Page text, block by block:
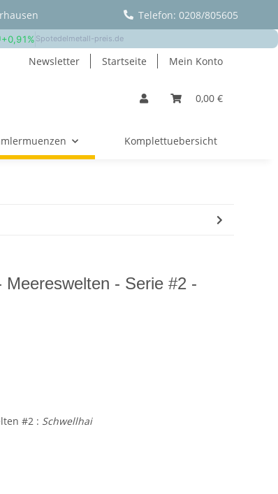
Telefon: 0208/805605
Newsletter Startseite Mein Konto
0,00 €
Komplettuebersicht
- Serie #2 -
#2 : Schwellhai